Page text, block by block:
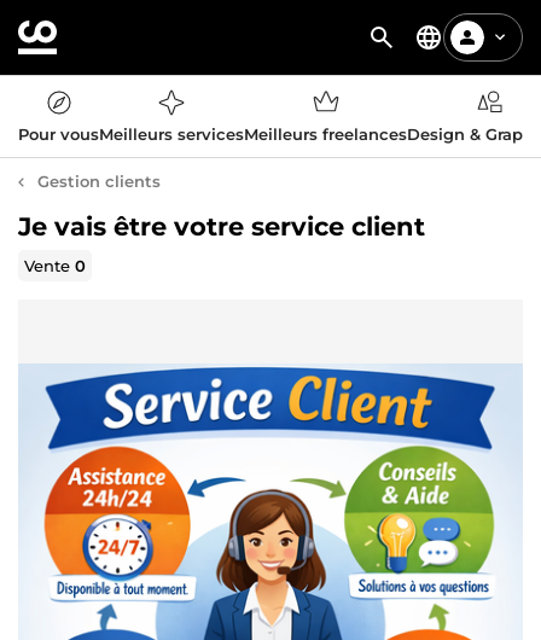
Pour vousMeilleurs servicesMeilleurs freelancesDesign &
Gestion clients
Je vais être votre service client
Vente0